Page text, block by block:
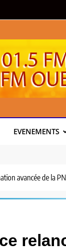
EVENEMENTS
avancée de la